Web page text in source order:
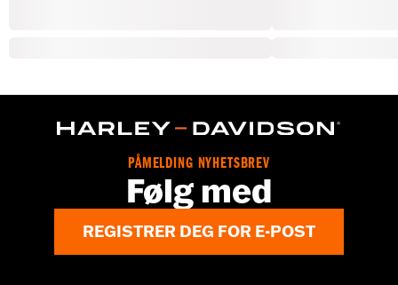
PÅMELDING NYHETSBREV
Følg med
REGISTRER DEG FOR E-POST